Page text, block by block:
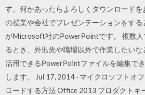
す。何かあったらよろしくダウンロードを
の授業や会社でプレゼンテーションをす
がMicrosoft社のPowerPointです。 複数人
るとき、外出先や職場以外で作業したい
活用できるPowerPointファイルを編集で
します。 Jul 17, 2014 · マイクロソフトオ
ロードする方法 Office 2013 プロダクトキ